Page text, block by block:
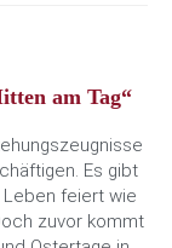
am Tag“
Es gibt
feiert wie
zuvor kommt